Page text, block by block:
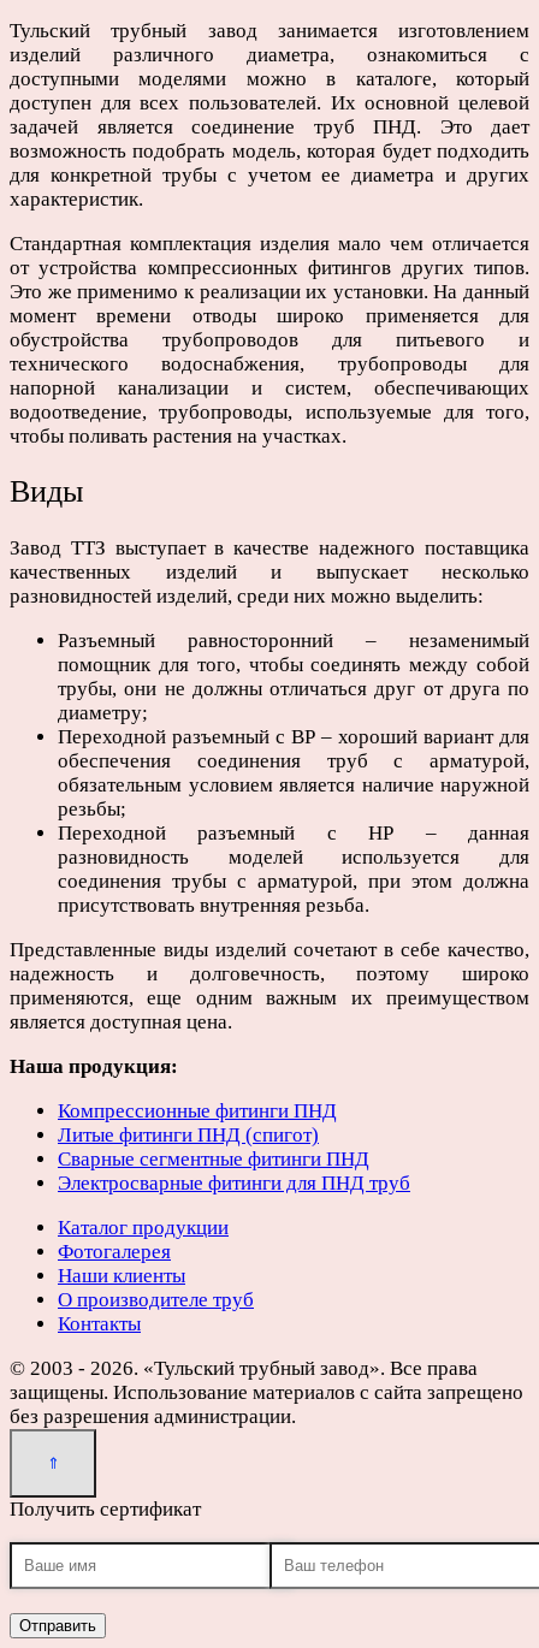
Тульский трубный завод занимается изготовлением
изделий различного диаметра, ознакомиться с
доступными моделями можно в каталоге, который
доступен для всех пользователей. Их основной целевой
задачей является соединение труб ПНД. Это дает
возможность подобрать модель, которая будет подходить
для конкретной трубы с учетом ее диаметра и других
характеристик.
Стандартная комплектация изделия мало чем отличается
от устройства компрессионных фитингов других типов.
Это же применимо к реализации их установки. На данный
момент времени отводы широко применяется для
обустройства трубопроводов для питьевого и
технического водоснабжения, трубопроводы для
напорной канализации и систем, обеспечивающих
водоотведение, трубопроводы, используемые для того,
чтобы поливать растения на участках.
Виды
Завод ТТЗ выступает в качестве надежного поставщика
качественных изделий и выпускает несколько
разновидностей изделий, среди них можно выделить:
Разъемный равносторонний – незаменимый
помощник для того, чтобы соединять между собой
трубы, они не должны отличаться друг от друга по
диаметру;
Переходной разъемный с ВР – хороший вариант для
обеспечения соединения труб с арматурой,
обязательным условием является наличие наружной
резьбы;
Переходной разъемный с НР – данная
разновидность моделей используется для
соединения трубы с арматурой, при этом должна
присутствовать внутренняя резьба.
Представленные виды изделий сочетают в себе качество,
надежность и долговечность, поэтому широко
применяются, еще одним важным их преимуществом
является доступная цена.
Наша продукция:
Компрессионные фитинги ПНД
Литые фитинги ПНД (спигот)
Сварные сегментные фитинги ПНД
Электросварные фитинги для ПНД труб
Каталог продукции
Фотогалерея
Наши клиенты
О производителе труб
Контакты
© 2003 - 2026. «Тульский трубный завод». Все права
защищены. Использование материалов с сайта запрещено
без разрешения администрации.
Получить сертификат